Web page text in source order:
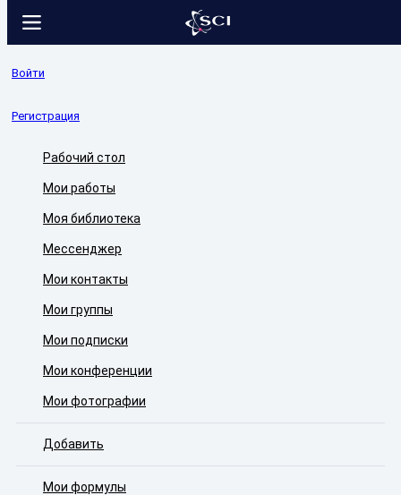
Войти
Регистрация
Рабочий стол
Мои работы
Моя библиотека
Мессенджер
Мои контакты
Мои группы
Мои подписки
Мои конференции
Мои фотографии
Добавить
Мои формулы